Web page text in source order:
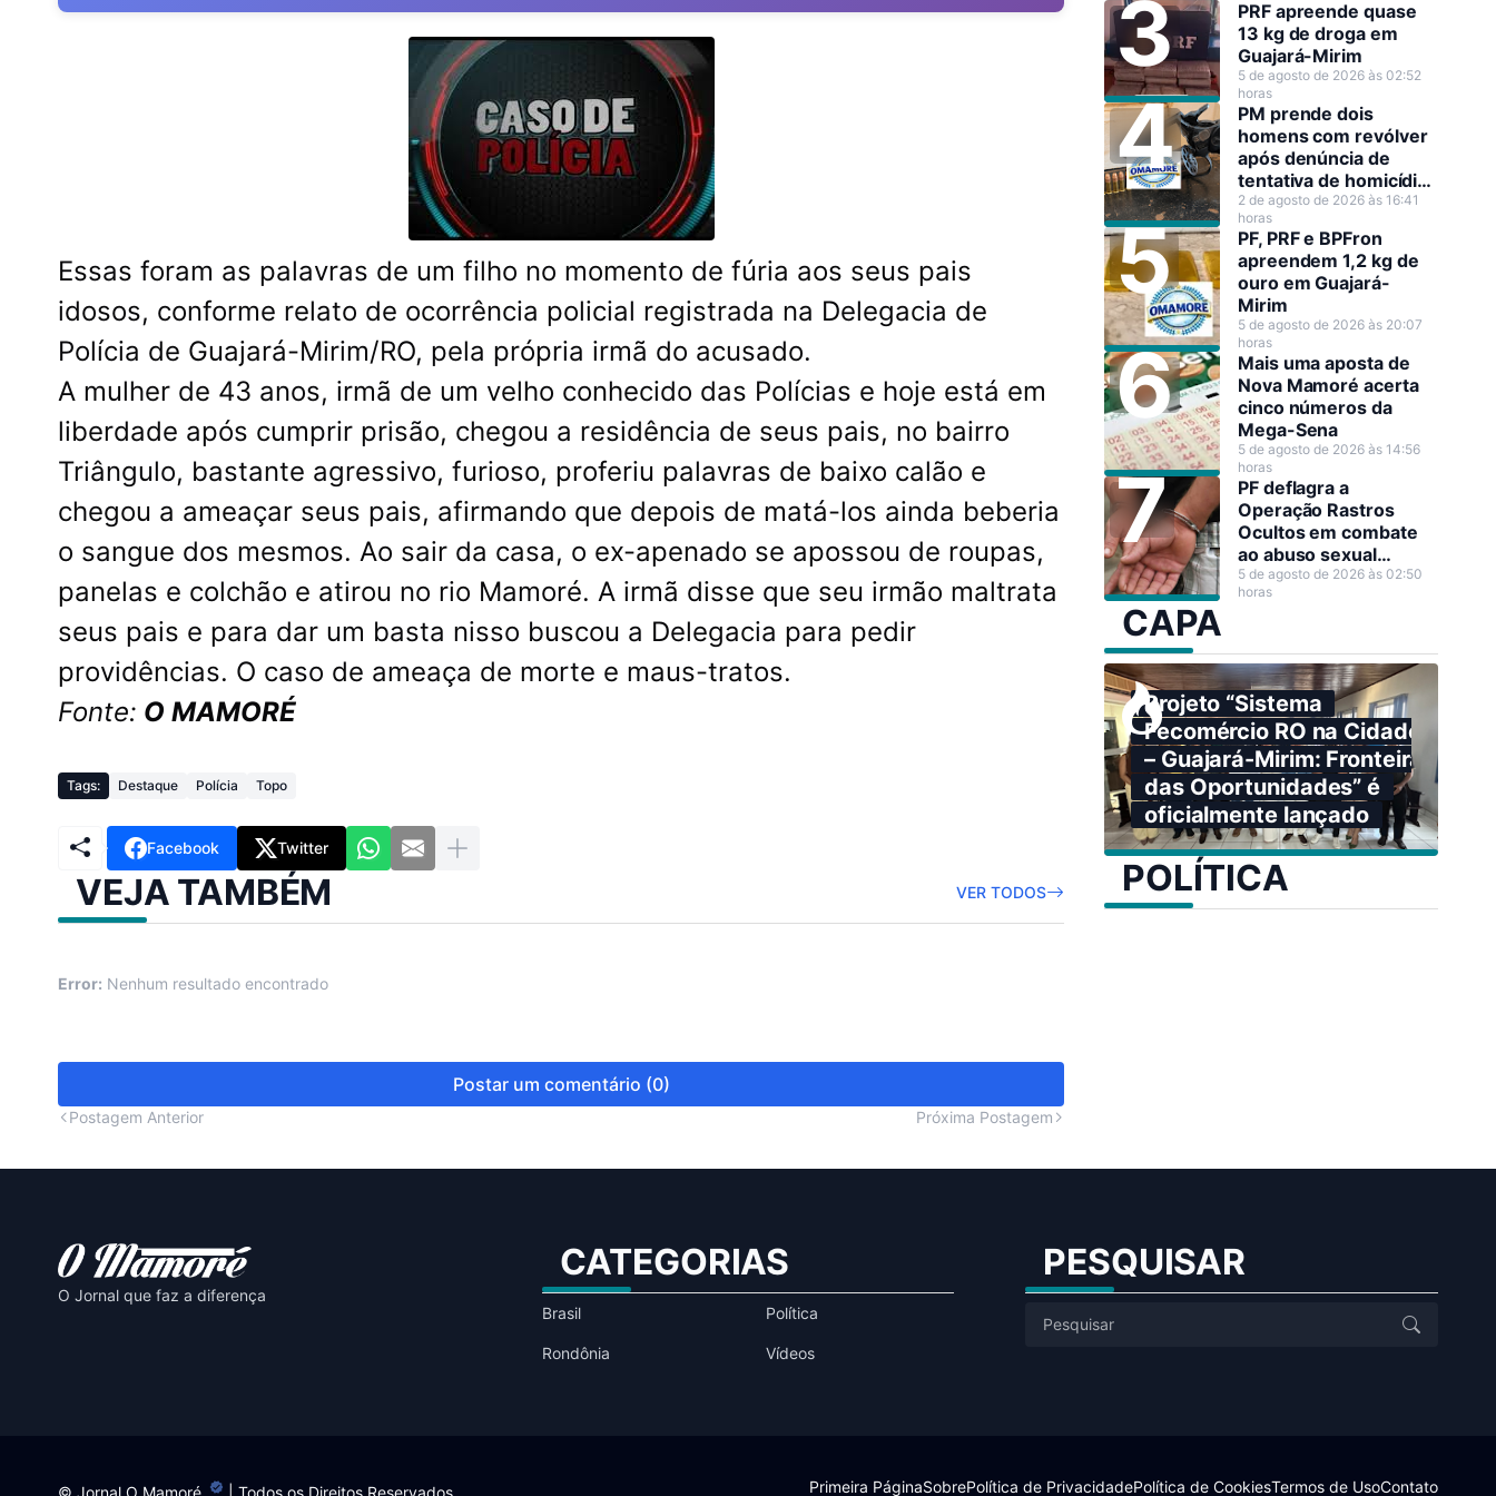
Essas foram as palavras de um filho no momento de fúria aos seus pais
idosos, conforme relato de ocorrência policial registrada na Delegacia de
Polícia de Guajará-Mirim/RO, pela própria irmã do acusado.
A mulher de 43 anos, irmã de um velho conhecido das Polícias e hoje está em
liberdade após cumprir prisão, chegou a residência de seus pais, no bairro
Triângulo, bastante agressivo, furioso, proferiu palavras de baixo calão e
chegou a ameaçar seus pais, afirmando que depois de matá-los ainda beberia
o sangue dos mesmos. Ao sair da casa, o ex-apenado se apossou de roupas,
panelas e colchão e atirou no rio Mamoré. A irmã disse que seu irmão maltrata
seus pais e para dar um basta nisso buscou a Delegacia para pedir
providências. O caso de ameaça de morte e maus-tratos.
Fonte: O MAMORÉ
Tags: Destaque Polícia Topo
Facebook Twitter
VEJA TAMBÉM VER TODOS
Error: Nenhum resultado encontrado
Postar um comentário (0)
Postagem Anterior Próxima Postagem
PRF apreende quase
13 kg de droga em
Guajará-Mirim
5 de agosto de 2026 às 02:52
horas
PM prende dois
homens com revólver
após denúncia de
tentativa de homicídio
em Guajará-Mirim
2 de agosto de 2026 às 16:41
horas
PF, PRF e BPFron
apreendem 1,2 kg de
ouro em Guajará-
Mirim
5 de agosto de 2026 às 20:07
horas
Mais uma aposta de
Nova Mamoré acerta
cinco números da
Mega-Sena
5 de agosto de 2026 às 14:56
horas
PF deflagra a
Operação Rastros
Ocultos em combate
ao abuso sexual
infantojuvenil em Nova
Mamoré
5 de agosto de 2026 às 02:50
horas
CAPA
Projeto “Sistema
Fecomércio RO na Cidade
– Guajará-Mirim: Fronteira
das Oportunidades” é
oficialmente lançado
POLÍTICA
O Jornal que faz a diferença
CATEGORIAS
Brasil Política
Rondônia Vídeos
PESQUISAR
© Jornal O Mamoré | Todos os Direitos Reservados. Primeira PáginaSobrePolítica de PrivacidadePolítica de CookiesTermos de UsoContato